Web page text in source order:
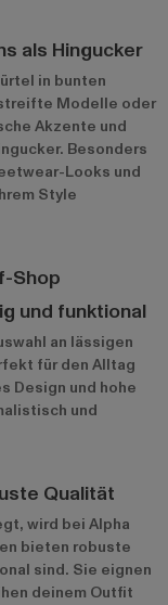
als Hingucker
in bunten
Modelle oder
Akzente und
Besonders
Looks und
Style
Shop
und funktional
an lässigen
für den Alltag
Design und hohe
und
Qualität
wird bei Alpha
bieten robuste
sind. Sie eignen
deinem Outfit